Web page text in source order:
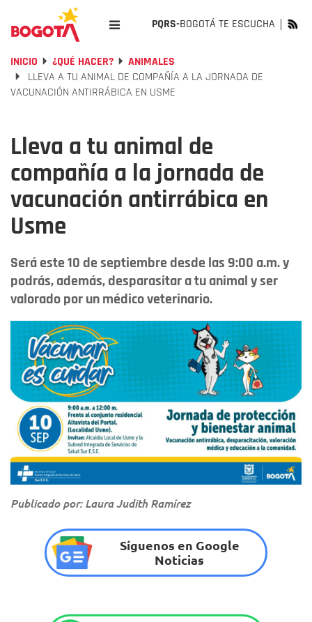
PQRS-BOGOTÁ TE ESCUCHA
INICIO ¿QUÉ HACER?
ANIMALES
LLEVA A TU ANIMAL DE COMPAÑÍA A LA JORNADA DE
VACUNACIÓN ANTIRRÁBICA EN USME
Lleva a tu animal de
compañía a la jornada de
vacunación antirrábica en
Usme
Será este 10 de septiembre desde las 9:00 a.m. y
podrás, además, desparasitar a tu animal y ser
valorado por un médico veterinario.
Publicado por: Laura Judith Ramírez
Síguenos en Google
Noticias